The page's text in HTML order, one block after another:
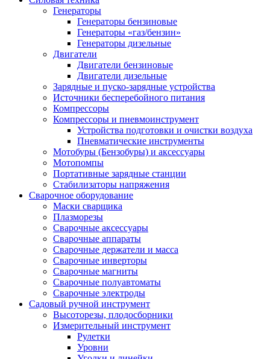
Генераторы
Генераторы бензиновые
Генераторы «газ/бензин»
Генераторы дизельные
Двигатели
Двигатели бензиновые
Двигатели дизельные
Зарядные и пуско-зарядные устройства
Источники бесперебойного питания
Компрессоры
Компрессоры и пневмоинструмент
Устройства подготовки и очистки воздуха
Пневматические инструменты
Мотобуры (Бензобуры) и аксессуары
Мотопомпы
Портативные зарядные станции
Стабилизаторы напряжения
Сварочное оборудование
Маски сварщика
Плазморезы
Сварочные аксессуары
Сварочные аппараты
Сварочные держатели и масса
Сварочные инверторы
Сварочные магниты
Сварочные полуавтоматы
Сварочные электроды
Садовый ручной инструмент
Высоторезы, плодосборники
Измерительный инструмент
Рулетки
Уровни